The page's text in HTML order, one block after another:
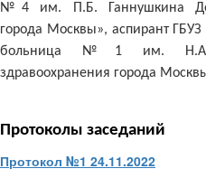
№4 им. П.Б. Ганнушкина
города Москвы», аспирант ГБУЗ
больница №1 им. Н.А.
здравоохранения города
Протоколы заседаний
Протокол №1 24.11.2022